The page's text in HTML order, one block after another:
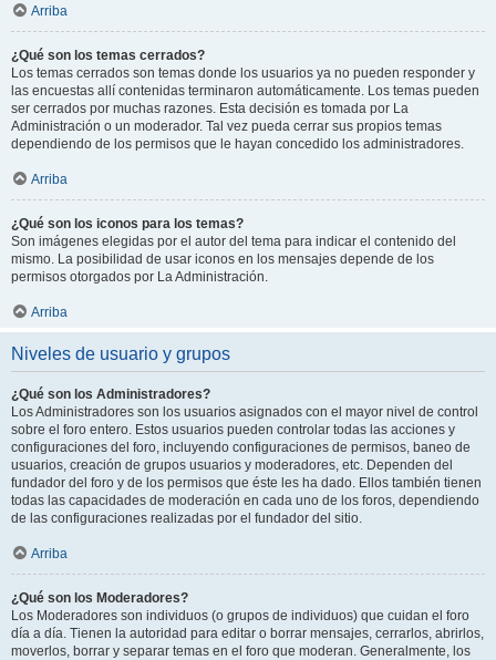
Arriba
¿Qué son los temas cerrados?
Los temas cerrados son temas donde los usuarios ya no pueden responder y
las encuestas allí contenidas terminaron automáticamente. Los temas pueden
ser cerrados por muchas razones. Esta decisión es tomada por La
Administración o un moderador. Tal vez pueda cerrar sus propios temas
dependiendo de los permisos que le hayan concedido los administradores.
Arriba
¿Qué son los iconos para los temas?
Son imágenes elegidas por el autor del tema para indicar el contenido del
mismo. La posibilidad de usar iconos en los mensajes depende de los
permisos otorgados por La Administración.
Arriba
Niveles de usuario y grupos
¿Qué son los Administradores?
Los Administradores son los usuarios asignados con el mayor nivel de control
sobre el foro entero. Estos usuarios pueden controlar todas las acciones y
configuraciones del foro, incluyendo configuraciones de permisos, baneo de
usuarios, creación de grupos usuarios y moderadores, etc. Dependen del
fundador del foro y de los permisos que éste les ha dado. Ellos también tienen
todas las capacidades de moderación en cada uno de los foros, dependiendo
de las configuraciones realizadas por el fundador del sitio.
Arriba
¿Qué son los Moderadores?
Los Moderadores son individuos (o grupos de individuos) que cuidan el foro
día a día. Tienen la autoridad para editar o borrar mensajes, cerrarlos, abrirlos,
moverlos, borrar y separar temas en el foro que moderan. Generalmente, los